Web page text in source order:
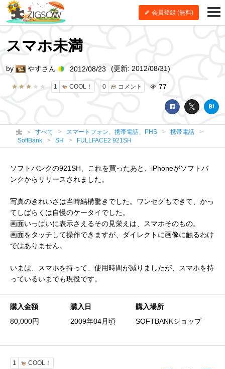
会員登録 (無料)
スマホ未満
1 COOL！ 0 コメント 77
by やすさん 2012/08/23 (更新: 2012/08/31)
すべて スマートフォン、携帯電話、PHS
携帯電話
SoftBank
SH FULLFACE2 921SH
ソフトバンクの921SH、これを買ったあと、iPhoneがソフトバ
ンクからリリースされました。
写真のきれいさは当時結構驚きでした。ワンセグもできて、かっ
てしばらくは自慢のケータイでした。
画面いっぱいに表示さえるその見栄えは、スマホそのもの。
画面をタッチして操作できますが、ダイレクトに画像に触るわけ
ではありません。
いまは、スマホを持って、使用時間が減りましたが、スマホを持
っているいまでも現役です。
購入金額
80,000円
購入日
2009年04月頃
購入場所
SOFTBANKショップ
1 COOL！